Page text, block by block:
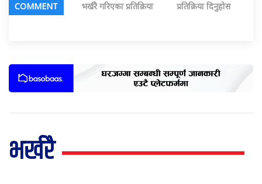
COMMENT भर्खरै गरिएका प्रतिक्रिया प्रतिक्रिया दिनुहोस
भर्खरै